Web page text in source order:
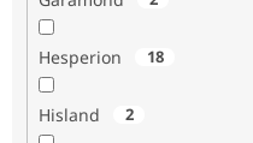
Hesperion 18
Hisland 2